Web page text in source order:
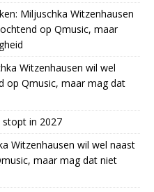
Miljuschka Witzenhausen
op Qmusic, maar
Witzenhausen wil wel
op Qmusic, maar mag dat
stopt in 2027
Witzenhausen wil wel naast
maar mag dat niet